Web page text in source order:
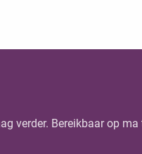
verder. Bereikbaar op